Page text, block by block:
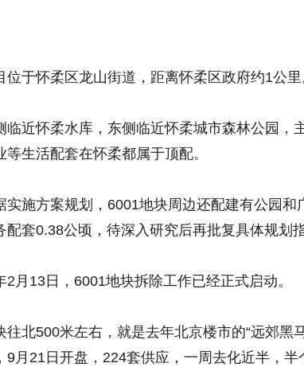
位于怀柔区龙山街道，距离怀柔区政府约1公里
临近怀柔水库，东侧临近怀柔城市森林公园，
等生活配套在怀柔都属于顶配。
实施方案规划，6001地块周边还配建有公园
配套0.38公顷，待深入研究后再批复具体规划指
2月13日，6001地块拆除工作已经正式启动。
往北500米左右，就是去年北京楼市的“远郊
9月21日开盘，224套供应，一周去化近半，